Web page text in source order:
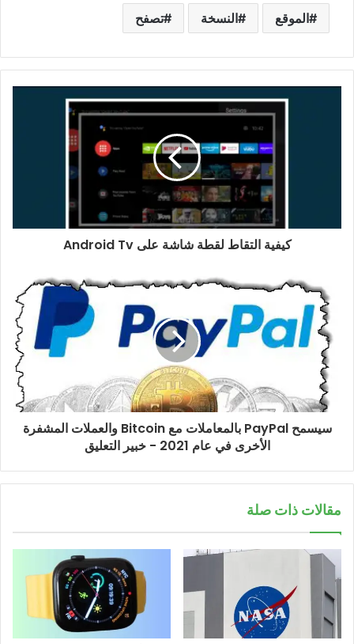
الموقع النسخة تصفح
كيفية التقاط لقطة شاشة على Android Tv
سيسمح PayPal بالمعاملات مع Bitcoin والعملات المشفرة
الأخرى في عام 2021 - خبير التعليق
مقالات ذات صلة